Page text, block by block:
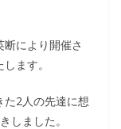
により開催さ
ます。
た2人の先達に想
しました。